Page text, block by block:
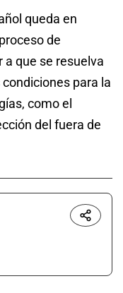
queda en
de
a que se resuelva
para la
como el
del fuera de